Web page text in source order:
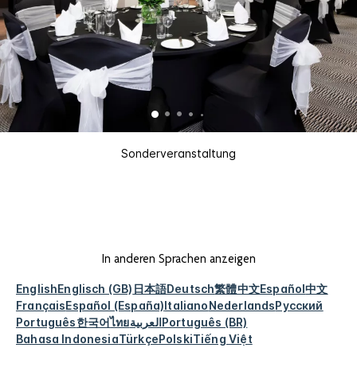
Sonderveranstaltung
In anderen Sprachen anzeigen
EnglishEnglisch (GB) 日本語Deutsch繁體中文Español中文
FrançaisEspañol (España)ItalianoNederlandsРусский
Português한국어ไทยالعربيةPortuguês (BR)
Bahasa IndonesiaTürkçePolskiTiếng Việt